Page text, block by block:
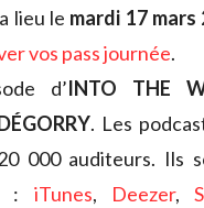
lieu le mardi 17 mars
vos pass journée.
d’INTO THE
. Les
000 auditeurs. Ils
: iTunes, Deezer,